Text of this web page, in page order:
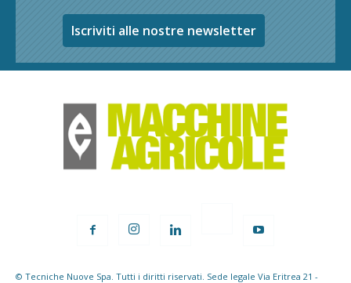
Iscriviti alle nostre newsletter
© Tecniche Nuove Spa. Tutti i diritti riservati. Sede legale Via Eritrea 21 -